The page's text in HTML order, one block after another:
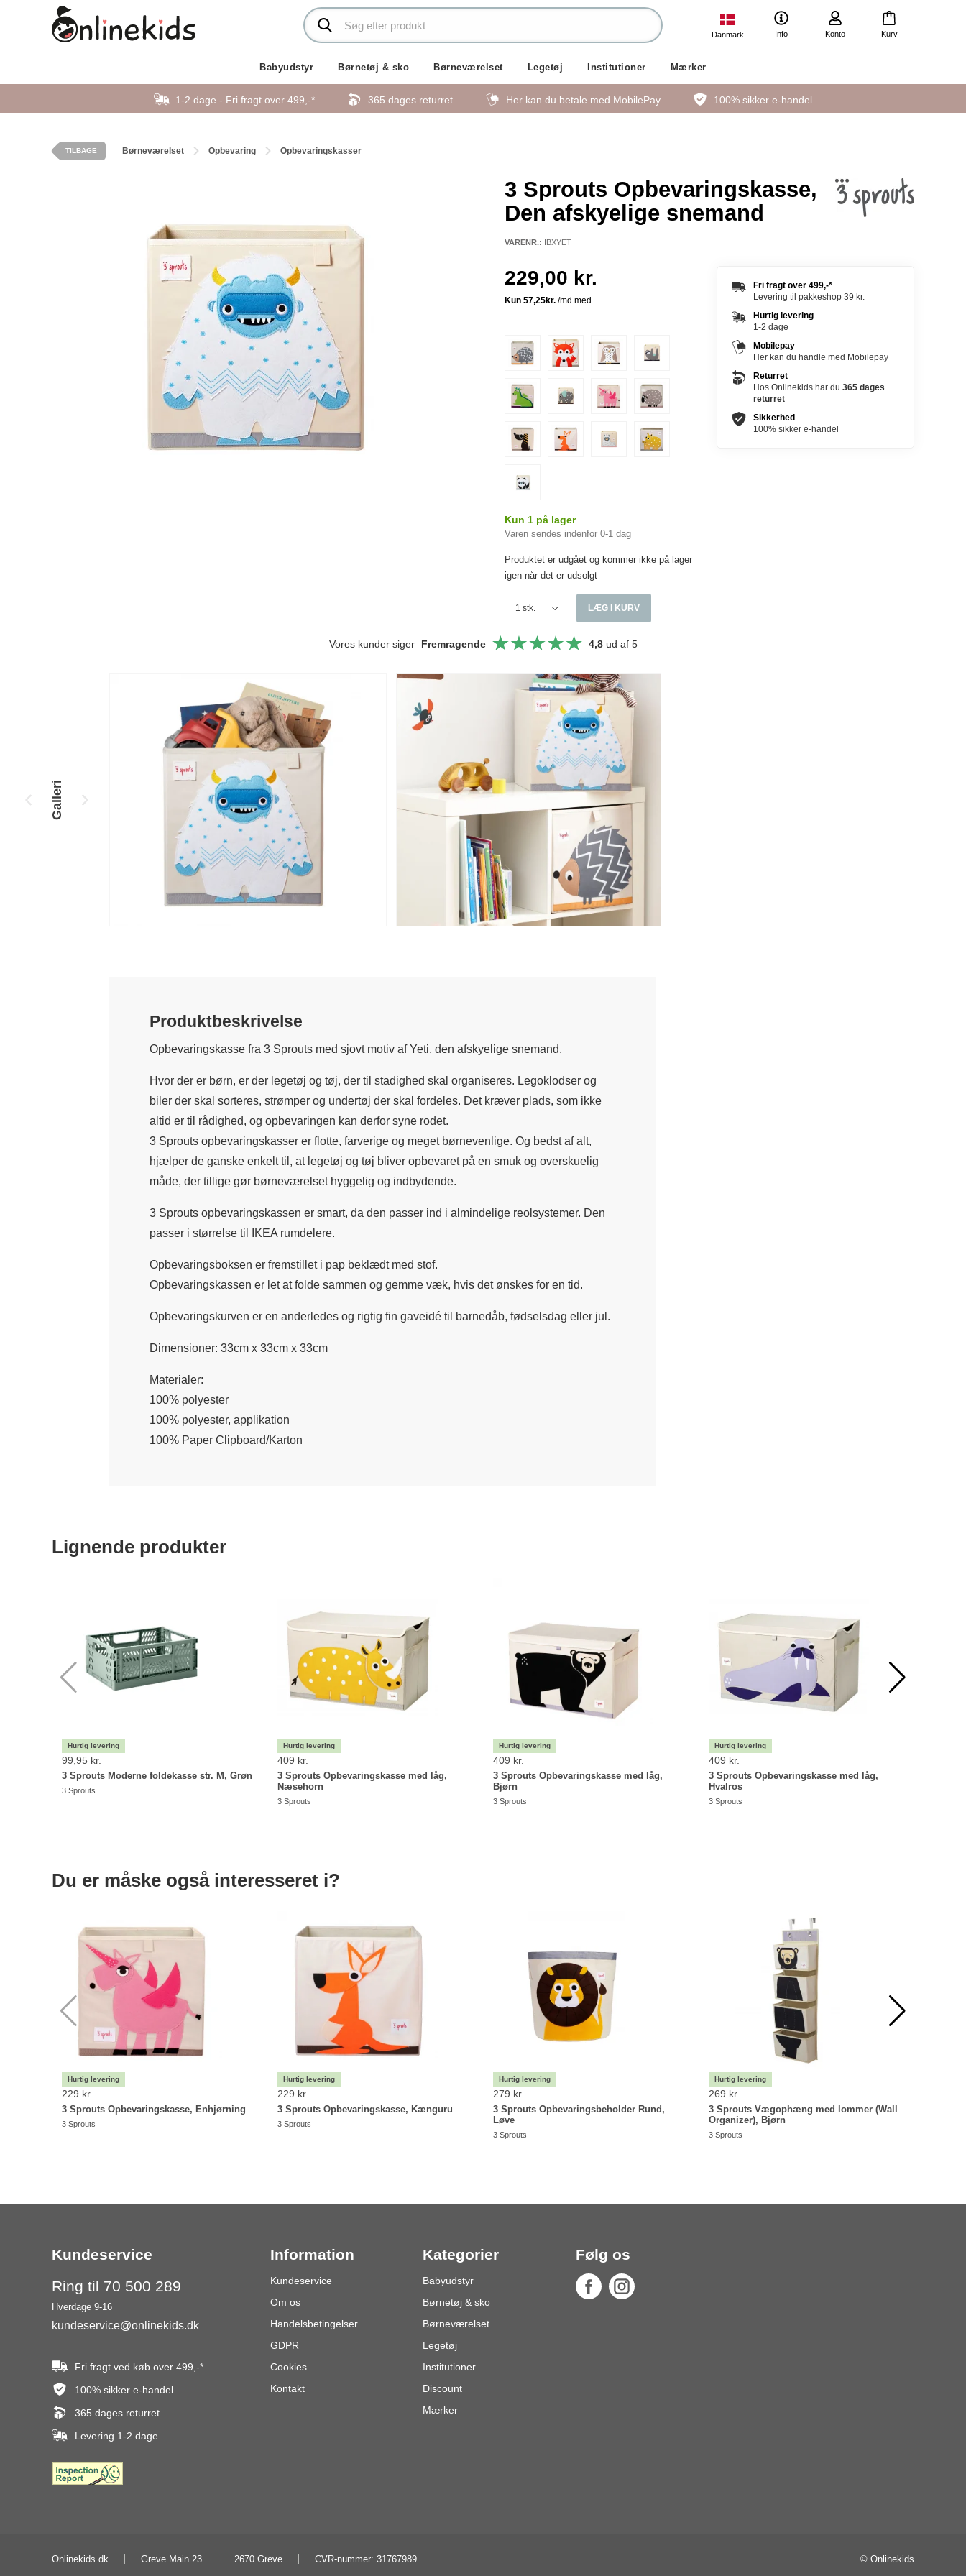
Danmark Info Konto Kurv
Babyudstyr Børnetøj & sko Børneværelset Legetøj Institutioner Mærker
1-2 dage - Fri fragt over 499,-* 365 dages returret Her kan du betale med MobilePay 100% sikker e-handel
TILBAGE Børneværelset Opbevaring Opbevaringskasser
3 Sprouts Opbevaringskasse,
Den afskyelige snemand
VARENR.: IBXYET
229,00 kr.
Kun 1 på lager
Varen sendes indenfor 0-1 dag
Produktet er udgået og kommer ikke på lager
igen når det er udsolgt
LÆG I KURV
Fri fragt over 499,-*
Levering til pakkeshop 39 kr.
Hurtig levering
1-2 dage
Mobilepay
Her kan du handle med Mobilepay
Returret
Hos Onlinekids har du 365 dages
returret
Sikkerhed
100% sikker e-handel
Vores kunder siger Fremragende 4,8ud af 5
Galleri
Produktbeskrivelse
Opbevaringskasse fra 3 Sprouts med sjovt motiv af Yeti, den afskyelige snemand.
Hvor der er børn, er der legetøj og tøj, der til stadighed skal organiseres. Legoklodser og
biler der skal sorteres, strømper og undertøj der skal fordeles. Det kræver plads, som ikke
altid er til rådighed, og opbevaringen kan derfor syne rodet.
3 Sprouts opbevaringskasser er flotte, farverige og meget børnevenlige. Og bedst af alt,
hjælper de ganske enkelt til, at legetøj og tøj bliver opbevaret på en smuk og overskuelig
måde, der tillige gør børneværelset hyggelig og indbydende.
3 Sprouts opbevaringskassen er smart, da den passer ind i almindelige reolsystemer. Den
passer i størrelse til IKEA rumdelere.
Opbevaringsboksen er fremstillet i pap beklædt med stof.
Opbevaringskassen er let at folde sammen og gemme væk, hvis det ønskes for en tid.
Opbevaringskurven er en anderledes og rigtig fin gaveidé til barnedåb, fødselsdag eller jul.
Dimensioner: 33cm x 33cm x 33cm
Materialer:
100% polyester
100% polyester, applikation
100% Paper Clipboard/Karton
Lignende produkter
99,95 kr.
3 Sprouts Moderne foldekasse str. M, Grøn
3 Sprouts
409 kr.
3 Sprouts Opbevaringskasse med låg,
Næsehorn
3 Sprouts
409 kr.
3 Sprouts Opbevaringskasse med låg,
Bjørn
3 Sprouts
409 kr.
3 Sprouts Opbevaringskasse med låg,
Hvalros
3 Sprouts
Du er måske også interesseret i?
229 kr.
3 Sprouts Opbevaringskasse, Enhjørning
3 Sprouts
229 kr.
3 Sprouts Opbevaringskasse, Kænguru
3 Sprouts
279 kr.
3 Sprouts Opbevaringsbeholder Rund,
Løve
3 Sprouts
269 kr.
3 Sprouts Vægophæng med lommer (Wall
Organizer), Bjørn
3 Sprouts
Kundeservice
Ring til 70 500 289
Hverdage 9-16
kundeservice@onlinekids.dk
Fri fragt ved køb over 499,-*
100% sikker e-handel
365 dages returret
Levering 1-2 dage
Information
Kundeservice
Om os
Handelsbetingelser
GDPR
Cookies
Kontakt
Kategorier
Babyudstyr
Børnetøj & sko
Børneværelset
Legetøj
Institutioner
Discount
Mærker
Følg os
Onlinekids.dk Greve Main 23 2670 Greve CVR-nummer: 31767989 © Onlinekids